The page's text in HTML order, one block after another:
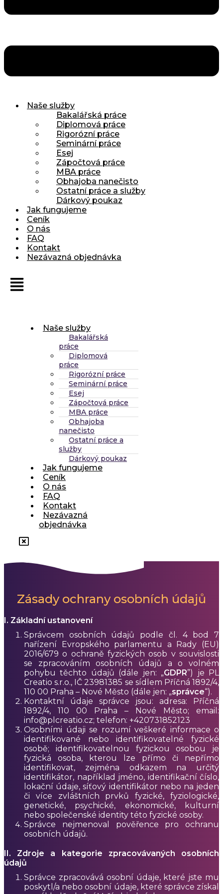
Naše služby
Bakalářská práce
Diplomová práce
Rigorózní práce
Seminární práce
Esej
Zápočtová práce
MBA práce
Obhajoba nanečisto
Ostatní práce a služby
Dárkový poukaz
Jak fungujeme
Ceník
O nás
FAQ
Kontakt
Nezávazná objednávka
Naše služby
Bakalářská
práce
Diplomová
práce
Rigorózní práce
Seminární práce
Esej
Zápočtová práce
MBA práce
Obhajoba
nanečisto
Ostatní práce a
služby
Dárkový poukaz
Jak fungujeme
Ceník
O nás
FAQ
Kontakt
Nezávazná
objednávka
Zásady ochrany osobních údajů
I. Základní ustanovení
Správcem osobních údajů podle čl. 4 bod 7
nařízení Evropského parlamentu a Rady (EU)
2016/679 o ochraně fyzických osob v souvislosti
se zpracováním osobních údajů a o volném
pohybu těchto údajů (dále jen: „GDPR”) je PL
Creatio s.r.o., IČ 23981385 se sídlem Příčná 1892/4,
110 00 Praha – Nové Město (dále jen: „správce“).
Kontaktní údaje správce jsou: adresa: Příčná
1892/4, 110 00 Praha – Nové Město; email:
info@plcreatio.cz; telefon: +420731852123
Osobními údaji se rozumí veškeré informace o
identifikované nebo identifikovatelné fyzické
osobě; identifikovatelnou fyzickou osobou je
fyzická osoba, kterou lze přímo či nepřímo
identifikovat, zejména odkazem na určitý
identifikátor, například jméno, identifikační číslo,
lokační údaje, síťový identifikátor nebo na jeden
či více zvláštních prvků fyzické, fyziologické,
genetické, psychické, ekonomické, kulturní
nebo společenské identity této fyzické osoby.
Správce nejmenoval pověřence pro ochranu
osobních údajů.
II. Zdroje a kategorie zpracovávaných osobních
údajů
Správce zpracovává osobní údaje, které jste mu
poskytl/a nebo osobní údaje, které správce získal